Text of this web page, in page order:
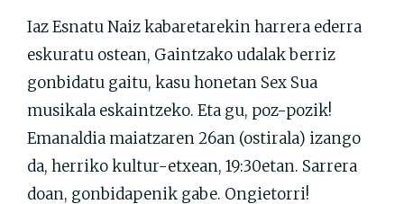
Iaz Esnatu Naiz kabaretarekin harrera ederra
eskuratu ostean, Gaintzako udalak berriz
gonbidatu gaitu, kasu honetan Sex Sua
musikala eskaintzeko. Eta gu, poz-pozik!
Emanaldia maiatzaren 26an (ostirala) izango
da, herriko kultur-etxean, 19:30etan. Sarrera
doan, gonbidapenik gabe. Ongietorri!